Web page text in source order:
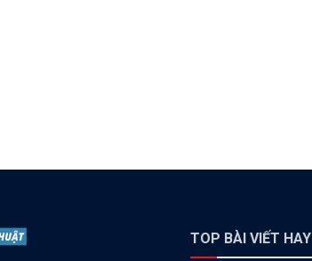
TOP BÀI VIẾT HAY